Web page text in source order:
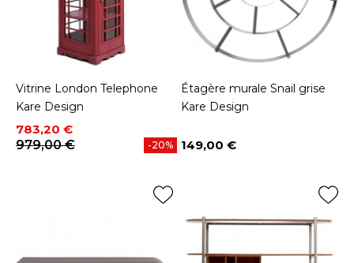
Vitrine London Telephone
Kare Design
Prix
783,20 €
Prix de base
979,00 €
-20%
Étagère murale Snail grise
Kare Design
Prix
149,00 €